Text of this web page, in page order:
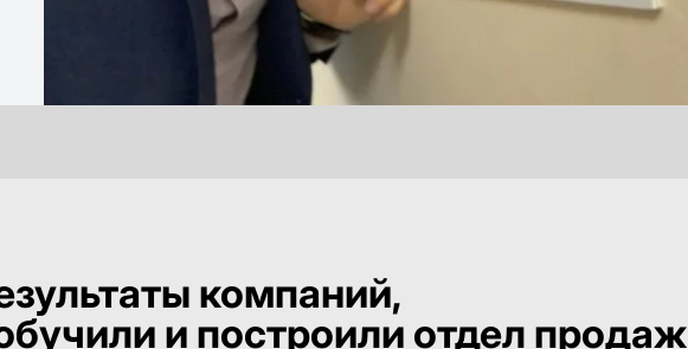
компаний,
и построили отдел продаж